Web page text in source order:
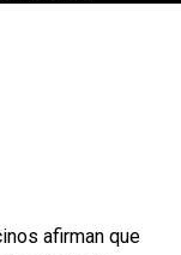
afirman que